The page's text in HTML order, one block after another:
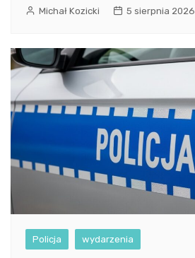
Michał Kozicki 5 sierpnia 2026
Policja wydarzenia